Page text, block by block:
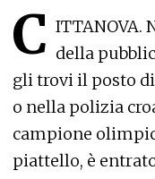
C ITTANOVA.
della
gli trovi il posto
o nella polizia
campione
piattello, è